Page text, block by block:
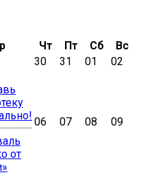
Чт Пт Сб
Вс
30 31 01 02
от
06 07 08 09